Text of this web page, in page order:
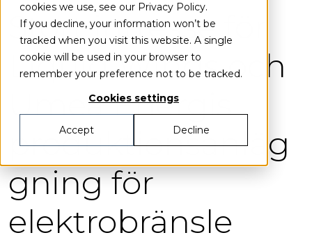
cookies we use, see our Privacy Policy.
If you decline, your information won’t be
tracked when you visit this website. A single
cookie will be used in your browser to
remember your preference not to be tracked.
Cookies settings
Accept Decline
Stort intresse för
Liquid Winds och
Umeå Energis
produktionsanläg
gning för
elektrobränsle